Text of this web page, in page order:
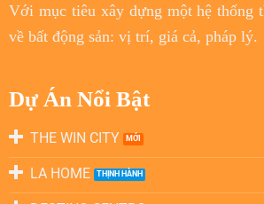
Với mục tiêu xây dựng một hệ thống
về bất động sản: vị trí, giá cả, pháp lý.
Dự Án Nổi Bật
THE WIN CITY
LA HOME